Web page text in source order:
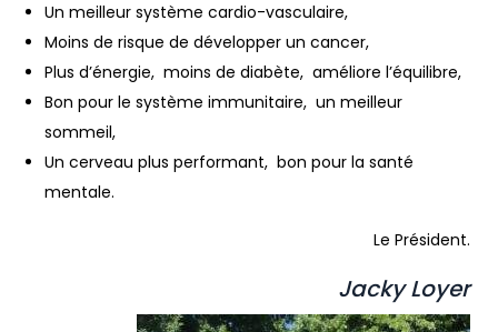
Un meilleur système cardio-vasculaire,
Moins de risque de développer un cancer,
Plus d’énergie, moins de diabète, améliore l’équilibre,
Bon pour le système immunitaire, un meilleur
sommeil,
Un cerveau plus performant, bon pour la santé
mentale.
Le Président.
Jacky Loyer